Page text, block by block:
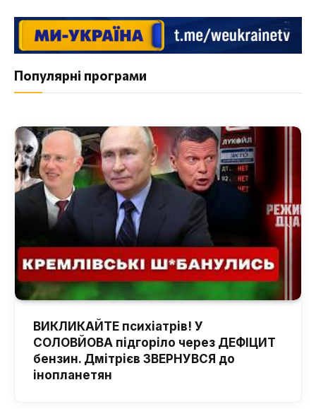
Популярні програми
ВИКЛИКАЙТЕ психіатрів! У
СОЛОВЙОВА підгоріло через ДЕФІЦИТ
бензин. Дмітрієв ЗВЕРНУВСЯ до
інопланетян